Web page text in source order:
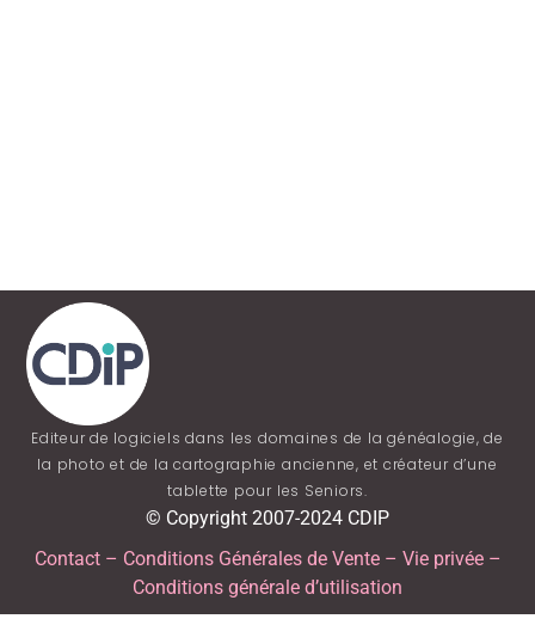
Editeur de logiciels dans les domaines de la généalogie, de
la photo et de la cartographie ancienne, et créateur d’une
tablette pour les Seniors.
© Copyright 2007-2024 CDIP
Contact– Conditions Générales de Vente– Vie privée–
Conditions générale d’utilisation